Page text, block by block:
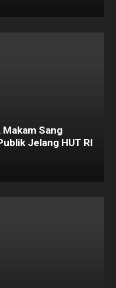
Sang
Jelang HUT RI